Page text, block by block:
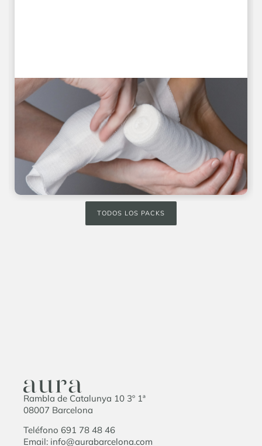
TODOS LOS PACKS
Rambla de Catalunya 10 3º 1ª
08007 Barcelona
Teléfono 691 78 48 46
Email: info@aurabarcelona.com